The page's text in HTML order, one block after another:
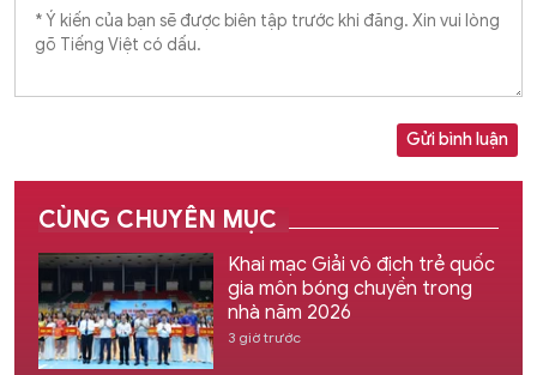
Gửi bình luận
CÙNG CHUYÊN MỤC
Khai mạc Giải vô địch trẻ quốc
gia môn bóng chuyền trong
nhà năm 2026
3 giờ trước